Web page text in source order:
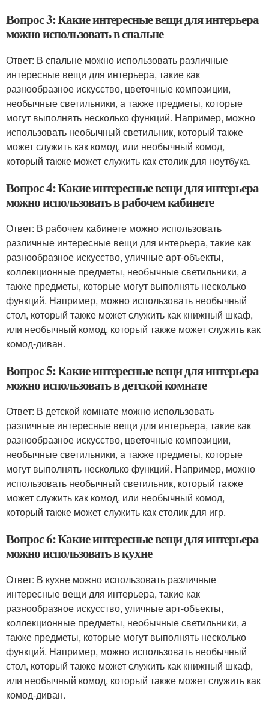
Вопрос 3: Какие интересные вещи для интерьера
можно использовать в спальне
Ответ: В спальне можно использовать различные
интересные вещи для интерьера, такие как
разнообразное искусство, цветочные композиции,
необычные светильники, а также предметы, которые
могут выполнять несколько функций. Например, можно
использовать необычный светильник, который также
может служить как комод, или необычный комод,
который также может служить как столик для ноутбука.
Вопрос 4: Какие интересные вещи для интерьера
можно использовать в рабочем кабинете
Ответ: В рабочем кабинете можно использовать
различные интересные вещи для интерьера, такие как
разнообразное искусство, уличные арт-объекты,
коллекционные предметы, необычные светильники, а
также предметы, которые могут выполнять несколько
функций. Например, можно использовать необычный
стол, который также может служить как книжный шкаф,
или необычный комод, который также может служить как
комод-диван.
Вопрос 5: Какие интересные вещи для интерьера
можно использовать в детской комнате
Ответ: В детской комнате можно использовать
различные интересные вещи для интерьера, такие как
разнообразное искусство, цветочные композиции,
необычные светильники, а также предметы, которые
могут выполнять несколько функций. Например, можно
использовать необычный светильник, который также
может служить как комод, или необычный комод,
который также может служить как столик для игр.
Вопрос 6: Какие интересные вещи для интерьера
можно использовать в кухне
Ответ: В кухне можно использовать различные
интересные вещи для интерьера, такие как
разнообразное искусство, уличные арт-объекты,
коллекционные предметы, необычные светильники, а
также предметы, которые могут выполнять несколько
функций. Например, можно использовать необычный
стол, который также может служить как книжный шкаф,
или необычный комод, который также может служить как
комод-диван.